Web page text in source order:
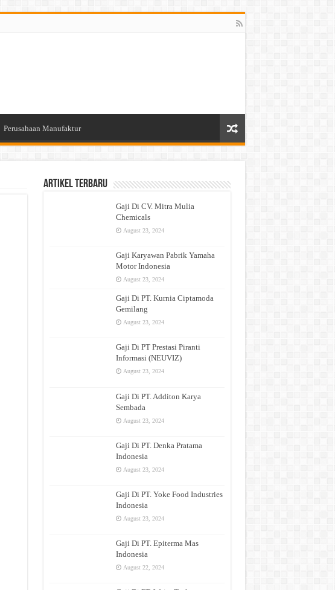
Perusahaan Manufaktur
Artikel Terbaru
Gaji Di CV. Mitra Mulia
Chemicals
August 23, 2024
Gaji Karyawan Pabrik Yamaha
Motor Indonesia
August 23, 2024
Gaji Di PT. Kurnia Ciptamoda
Gemilang
August 23, 2024
Gaji Di PT Prestasi Piranti
Informasi (NEUVIZ)
August 23, 2024
Gaji Di PT. Additon Karya
Sembada
August 23, 2024
Gaji Di PT. Denka Pratama
Indonesia
August 23, 2024
Gaji Di PT. Yoke Food Industries
Indonesia
August 23, 2024
Gaji Di PT. Epiterma Mas
Indonesia
August 22, 2024